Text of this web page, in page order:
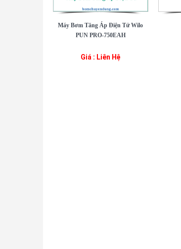
Máy Bơm Tăng Áp Điện Tử Wilo
PUN PRO-750EAH
Giá : Liên Hệ